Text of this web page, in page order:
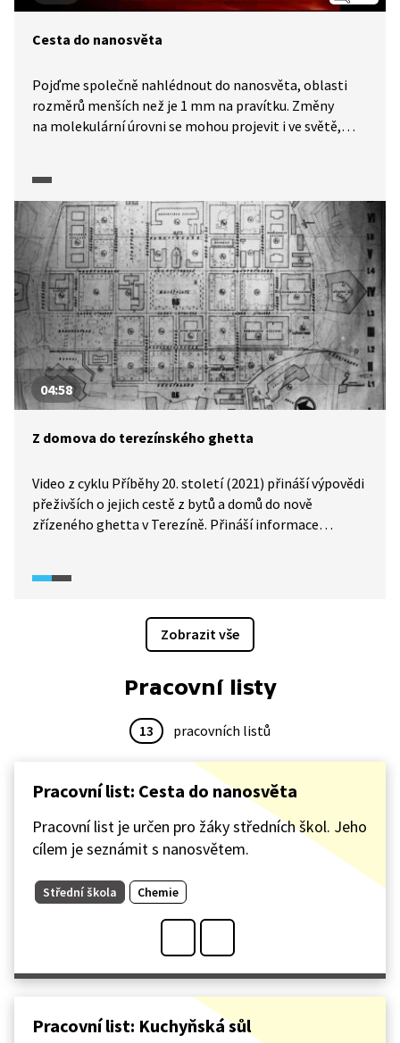
Cesta do nanosvěta
Pojďme společně nahlédnout do nanosvěta, oblasti
rozměrů menších než je 1 mm na pravítku. Změny
na molekulární úrovni se mohou projevit i ve světě,
Tyto celky mohou například na základě rozdílného pH
transportovat v buňkách léky. Dozvíte se, jak jsou
nanočástice velké a jakým způsobem se získávají.
04:58
Z domova do terezínského ghetta
Video z cyklu Příběhy 20. století (2021) přináší výpovědi
přeživších o jejich cestě z bytů a domů do nově
zřízeného ghetta v Terezíně. Přináší informace
čekaly?
Zobrazit vše
Pracovní listy
13 pracovních listů
Pracovní list: Cesta do nanosvěta
Pracovní list je určen pro žáky středních škol. Jeho
cílem je seznámit s nanosvětem.
Střední škola Chemie
Pracovní list: Kuchyňská sůl